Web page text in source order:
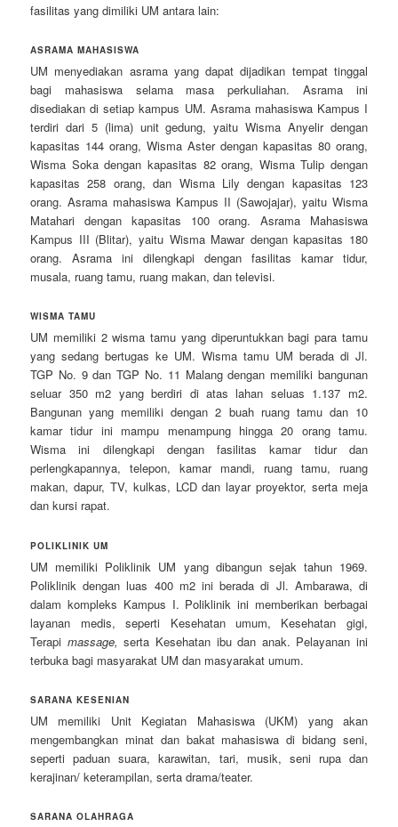
fasilitas yang dimiliki UM antara lain:
ASRAMA MAHASISWA
UM menyediakan asrama yang dapat dijadikan tempat tinggal
bagi mahasiswa selama masa perkuliahan. Asrama ini
disediakan di setiap kampus UM. Asrama mahasiswa Kampus I
terdiri dari 5 (lima) unit gedung, yaitu Wisma Anyelir dengan
kapasitas 144 orang, Wisma Aster dengan kapasitas 80 orang,
Wisma Soka dengan kapasitas 82 orang, Wisma Tulip dengan
kapasitas 258 orang, dan Wisma Lily dengan kapasitas 123
orang. Asrama mahasiswa Kampus II (Sawojajar), yaitu Wisma
Matahari dengan kapasitas 100 orang. Asrama Mahasiswa
Kampus III (Blitar), yaitu Wisma Mawar dengan kapasitas 180
orang. Asrama ini dilengkapi dengan fasilitas kamar tidur,
musala, ruang tamu, ruang makan, dan televisi.
WISMA TAMU
UM memiliki 2 wisma tamu yang diperuntukkan bagi para tamu
yang sedang bertugas ke UM. Wisma tamu UM berada di Jl.
TGP No. 9 dan TGP No. 11 Malang dengan memiliki bangunan
seluar 350 m2 yang berdiri di atas lahan seluas 1.137 m2.
Bangunan yang memiliki dengan 2 buah ruang tamu dan 10
kamar tidur ini mampu menampung hingga 20 orang tamu.
Wisma ini dilengkapi dengan fasilitas kamar tidur dan
perlengkapannya, telepon, kamar mandi, ruang tamu, ruang
makan, dapur, TV, kulkas, LCD dan layar proyektor, serta meja
dan kursi rapat.
POLIKLINIK UM
UM memiliki Poliklinik UM yang dibangun sejak tahun 1969.
Poliklinik dengan luas 400 m2 ini berada di Jl. Ambarawa, di
dalam kompleks Kampus I. Poliklinik ini memberikan berbagai
layanan medis, seperti Kesehatan umum, Kesehatan gigi,
Terapi massage, serta Kesehatan ibu dan anak. Pelayanan ini
terbuka bagi masyarakat UM dan masyarakat umum.
SARANA KESENIAN
UM memiliki Unit Kegiatan Mahasiswa (UKM) yang akan
mengembangkan minat dan bakat mahasiswa di bidang seni,
seperti paduan suara, karawitan, tari, musik, seni rupa dan
kerajinan/ keterampilan, serta drama/teater.
SARANA OLAHRAGA